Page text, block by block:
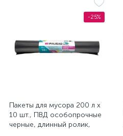
-25%
Пакеты для мусора 200 л x
10 шт., ПВД особопрочные
черные, длинный ролик,